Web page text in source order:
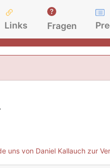
Links Fragen
uns von Daniel Kallauch zur